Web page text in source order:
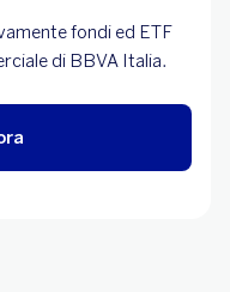
fondi ed ETF
di BBVA Italia.